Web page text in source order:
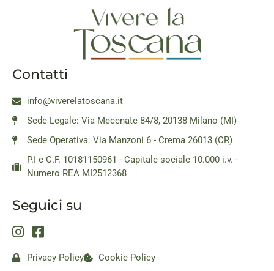
Contatti
info@viverelatoscana.it
Sede Legale: Via Mecenate 84/8, 20138 Milano (MI)
Sede Operativa: Via Manzoni 6 - Crema 26013 (CR)
P.I e C.F. 10181150961 - Capitale sociale 10.000 i.v. -
Numero REA MI2512368
Seguici su
Privacy Policy Cookie Policy